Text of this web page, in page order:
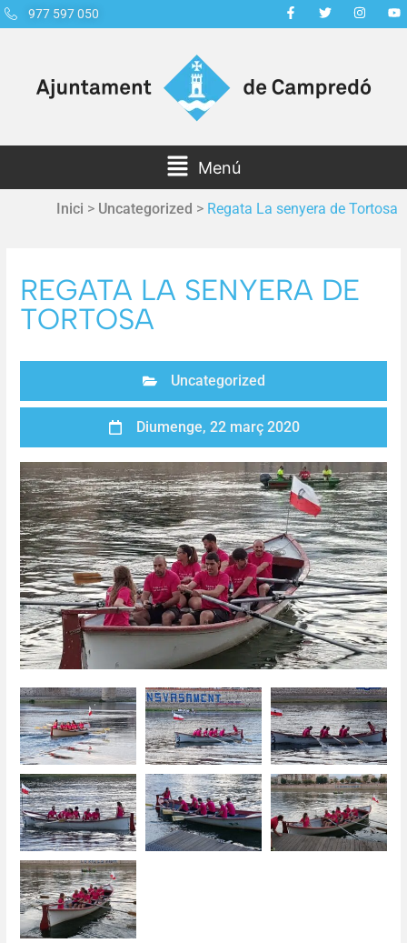
977 597 050
Menú
Inici > Uncategorized > Regata La senyera de Tortosa
REGATA LA SENYERA DE
TORTOSA
Uncategorized
Diumenge, 22 març 2020